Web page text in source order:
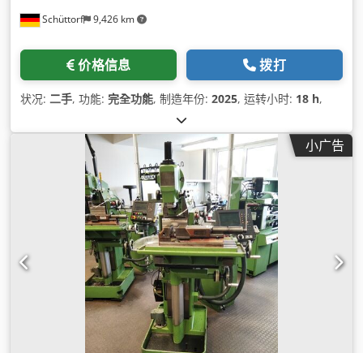
Schüttorf 9,426 km
价格信息 拨打
状况: 二手, 功能: 完全功能, 制造年份: 2025, 运转小时: 18 h,
小广告